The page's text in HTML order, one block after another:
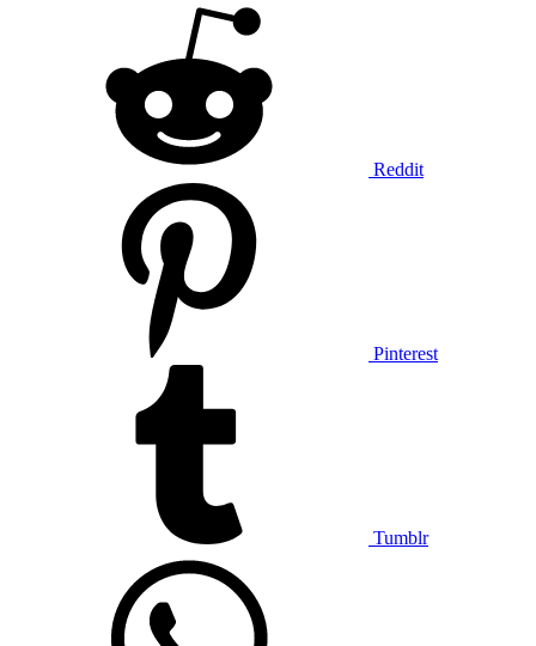
Reddit
Pinterest
Tumblr